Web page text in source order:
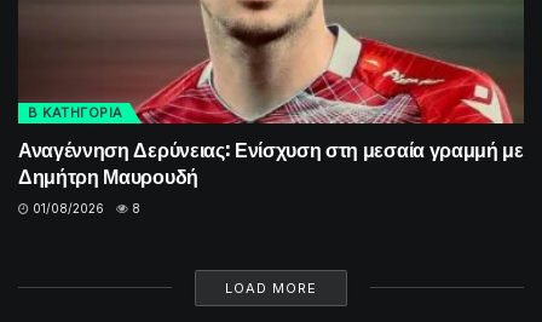
Β ΚΑΤΗΓΟΡΙΑ
Αναγέννηση Δερύνειας: Ενίσχυση στη μεσαία γραμμή με
Δημήτρη Μαυρουδή
01/08/2026 8
LOAD MORE